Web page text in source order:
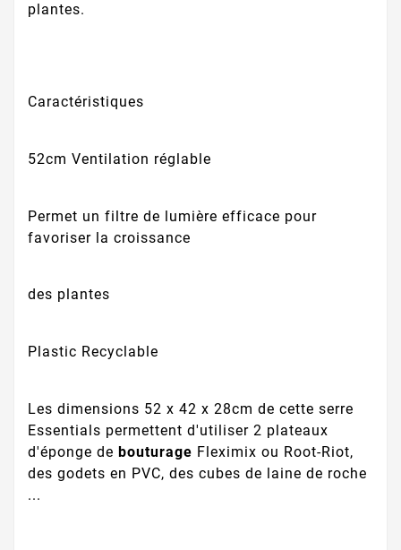
plantes.
Caractéristiques
52cm Ventilation réglable
Permet un filtre de lumière efficace pour
favoriser la croissance
des plantes
Plastic Recyclable
Les dimensions 52 x 42 x 28cm de cette serre
Essentials permettent d'utiliser 2 plateaux
d'éponge de bouturage Fleximix ou Root-Riot,
des godets en PVC, des cubes de laine de roche
...